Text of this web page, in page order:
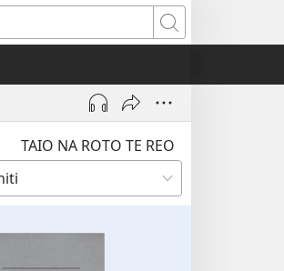
Maimi
TAIO NA ROTO TE REO